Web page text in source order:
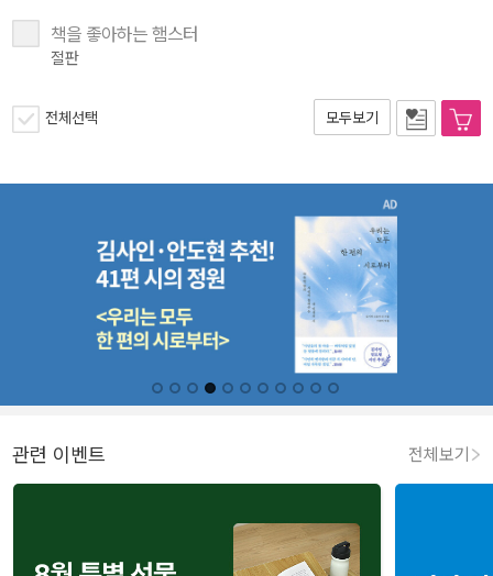
책을 좋아하는 햄스터
절판
전체선택 모두보기
관련 이벤트 전체보기